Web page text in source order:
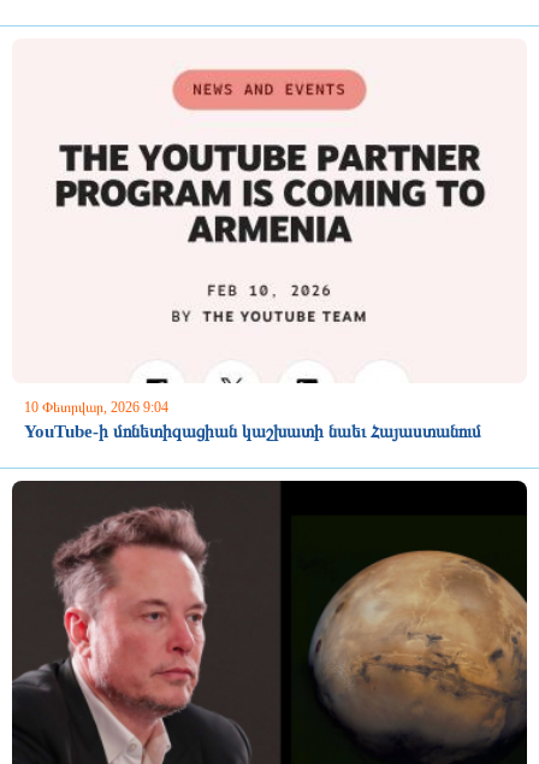
10 Փետրվար, 2026 9:04
YouTube-ի մոնետիզացիան կաշխատի նաեւ Հայաստանում